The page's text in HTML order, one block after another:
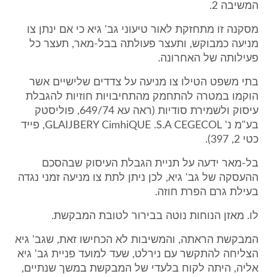
המשיבה 2.
מסקנה זו מתחזקת לאור טיעוני גב' גיא כי אם ינתן צו
מניעה כמבוקש, ותעצר פעולתה בבל-מאר, תעצר כל
פעילותה של האחרונה.
בתי משפט הטילו צו מניעה על צדדים שלישיים אשר
הוקמו במטרה להתחמק מהתחיבויות חוזיות להגבלת
עיסוק ולשמירת סודיות (ראה עא 649/74, פוליסטק
בע"מ נ' GLAIJBERY CimhiQUE .S.A CEGECOL, פייד
כטי 2, 397).
בל-מאר ידעה על תניית הגבלת העיסוק שבהסכם
ההעסקה של גב' גיא, לכן ניתן לתת צו מניעה זמני נגדה
בעילת גרם הפרת חוזה.
לו. מאזן הנוחות נוטה בבירור לטובת המבקשת.
המבקשת הראתה, והמשיבות לא הכחישו זאת, שגב' גיא
הצליחה להתקשר עם נירלט, שעד למועד פניית גב' גיא
אליה, היתה לקוח בלעדי של המבקשת במשך שנתיים,